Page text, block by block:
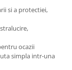
si a protectiei,
ocazii
simpla intr-una